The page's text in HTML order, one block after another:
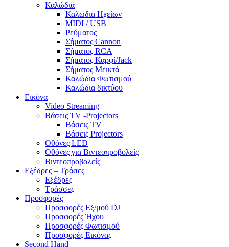
Καλώδια
Καλώδια Ηχείων
MIDI / USB
Ρεύματος
Σήματος Cannon
Σήματος RCA
Σήματος Καρφί/Jack
Σήματος Μεικτά
Καλώδια Φωτισμού
Καλώδια δικτύου
Εικόνα
Video Streaming
Βάσεις TV -Projectors
Βάσεις TV
Βάσεις Projectors
Οθόνες LED
Οθόνες για Βιντεοπροβολείς
Βιντεοπροβολείς
Εξέδρες – Τράσες
Εξέδρες
Τράσσες
Προσφορές
Προσφορές Εξ/μού DJ
Προσφορές Ήχου
Προσφορές Φωτισμού
Προσφορές Εικόνας
Second Hand